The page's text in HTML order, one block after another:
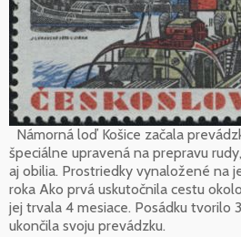
Námorná loď Košice začala
špeciálne upravená na prepravu
aj obilia. Prostriedky vynaložené na
roka Ako prvá uskutočnila cestu
jej trvala 4 mesiace. Posádku tvorilo
ukončila svoju prevádzku.